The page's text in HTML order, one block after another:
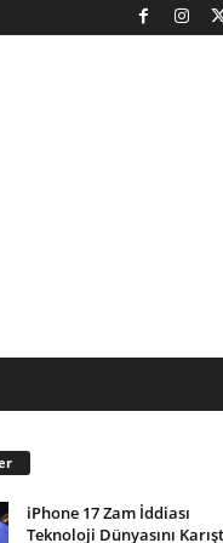
iPhone 17 Zam İddiası
Teknoloji Dünyasını